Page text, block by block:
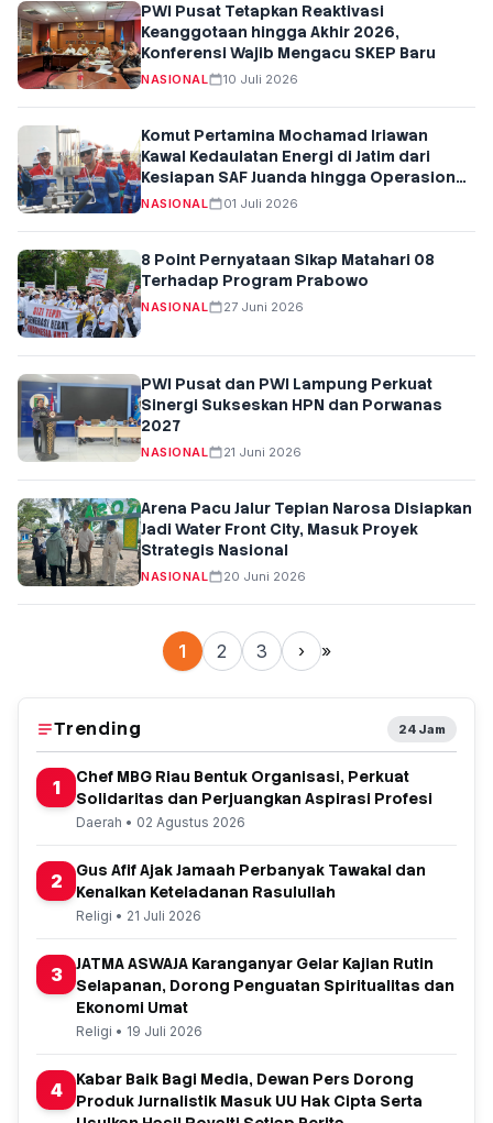
PWI Pusat Tetapkan Reaktivasi
Keanggotaan hingga Akhir 2026,
Konferensi Wajib Mengacu SKEP Baru
NASIONAL 10 Juli 2026
Komut Pertamina Mochamad Iriawan
Kawal Kedaulatan Energi di Jatim dari
Kesiapan SAF Juanda hingga Operasional
B50 Surabaya
NASIONAL 01 Juli 2026
8 Point Pernyataan Sikap Matahari 08
Terhadap Program Prabowo
NASIONAL 27 Juni 2026
PWI Pusat dan PWI Lampung Perkuat
Sinergi Sukseskan HPN dan Porwanas
2027
NASIONAL 21 Juni 2026
Arena Pacu Jalur Tepian Narosa Disiapkan
Jadi Water Front City, Masuk Proyek
Strategis Nasional
NASIONAL 20 Juni 2026
1 2 3 › »
Trending 24 Jam
1
Chef MBG Riau Bentuk Organisasi, Perkuat
Solidaritas dan Perjuangkan Aspirasi Profesi
Daerah • 02 Agustus 2026
2
Gus Afif Ajak Jamaah Perbanyak Tawakal dan
Kenalkan Keteladanan Rasulullah
Religi • 21 Juli 2026
3
JATMA ASWAJA Karanganyar Gelar Kajian Rutin
Selapanan, Dorong Penguatan Spiritualitas dan
Ekonomi Umat
Religi • 19 Juli 2026
4
Kabar Baik Bagi Media, Dewan Pers Dorong
Produk Jurnalistik Masuk UU Hak Cipta Serta